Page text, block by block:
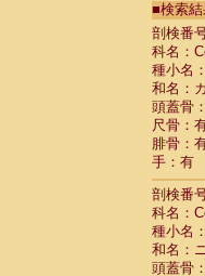
■検索
剖検番
科名：
種小名：
和名：
頭蓋骨
尺骨：
腓骨：
手：有
剖検番
科名：
種小名：
和名：
頭蓋骨